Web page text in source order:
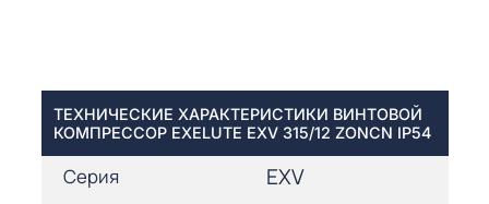
ТЕХНИЧЕСКИЕ ХАРАКТЕРИСТИКИ ВИНТОВОЙ
КОМПРЕССОР EXELUTE EXV 315/12 ZONCN IP54
Серия EXV